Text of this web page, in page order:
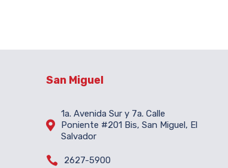
San Miguel

1a. Avenida Sur y 7a. Calle
Poniente #201 Bis, San Miguel, El
Salvador
 2627-5900